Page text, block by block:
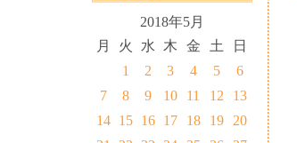
2018年5月
月
火 水 木 金 土 日
1 2 3 4 5
6
7
8 9 10 11 12
13
14 15 16 17 18 19
20